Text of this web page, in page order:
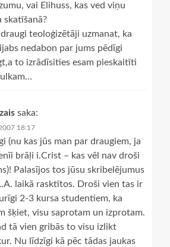
vai Elihuss, kas ved viņu
skatīšanā?
teoloģizētāji uzmanat, ka
nedabon par jums pēdīgi
to izrādīsities esam pieskaitīti
saka:
18:17
(nu kas jūs man par draugiem, ja
brāļi i.Crist – kas vēl nav droši
Palasījos tos jūsu skribelējumus
laikā rasktītos. Droši vien tas ir
2-3 kursa studentiem, ka
šķiet, visu saprotam un izprotam.
tā vien gribās to visu izlikt
Nu līdzīgi kā pēc tādas jaukas